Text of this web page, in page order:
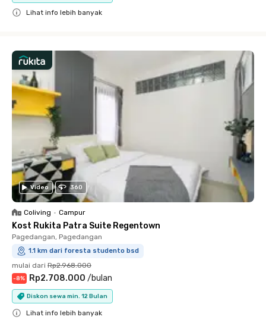
Lihat info lebih banyak
Video 360
Coliving • Campur
Kost Rukita Patra Suite Regentown
Pagedangan, Pagedangan
1.1 km dari foresta studento bsd
mulai dari Rp2.968.000
-8% Rp2.708.000 /bulan
Diskon sewa min. 12 Bulan
Lihat info lebih banyak